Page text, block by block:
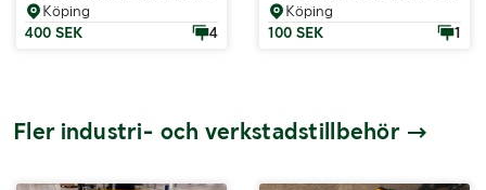
Köping
400 SEK
4
Köping
100 SEK
1
Fler industri- och verkstadstillbehör